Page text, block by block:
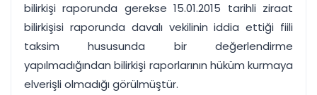
bilirkişi raporunda gerekse 15.01.2015 tarihli ziraat
bilirkişisi raporunda davalı vekilinin iddia ettiği fiili
taksim hususunda bir değerlendirme
yapılmadığından bilirkişi raporlarının hüküm kurmaya
elverişli olmadığı görülmüştür.